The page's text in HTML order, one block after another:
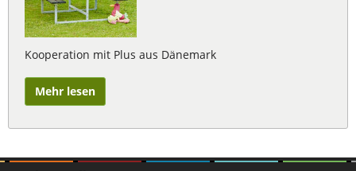
Kooperation mit Plus aus Dänemark
Mehr lesen